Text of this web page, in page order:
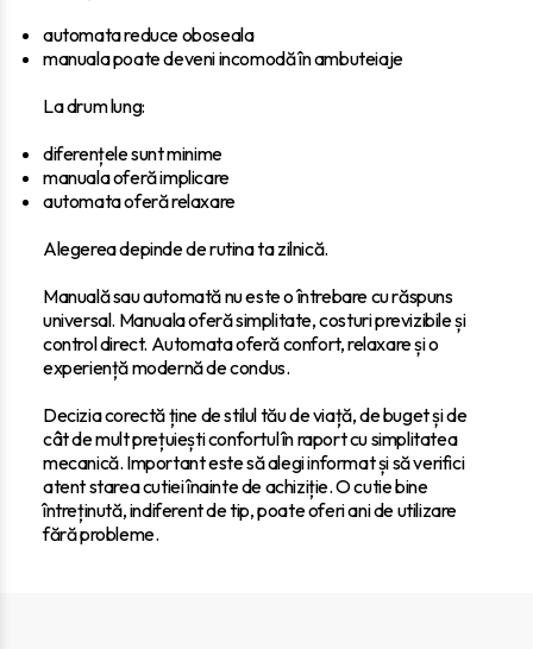
automata reduce oboseala
manuala poate deveni incomodă în ambuteiaje
La drum lung:
diferențele sunt minime
manuala oferă implicare
automata oferă relaxare
Alegerea depinde de rutina ta zilnică.
Manuală sau automată nu este o întrebare cu răspuns
universal. Manuala oferă simplitate, costuri previzibile și
control direct. Automata oferă confort, relaxare și o
experiență modernă de condus.
Decizia corectă ține de stilul tău de viață, de buget și de
cât de mult prețuiești confortul în raport cu simplitatea
mecanică. Important este să alegi informat și să verifici
atent starea cutiei înainte de achiziție. O cutie bine
întreținută, indiferent de tip, poate oferi ani de utilizare
fără probleme.